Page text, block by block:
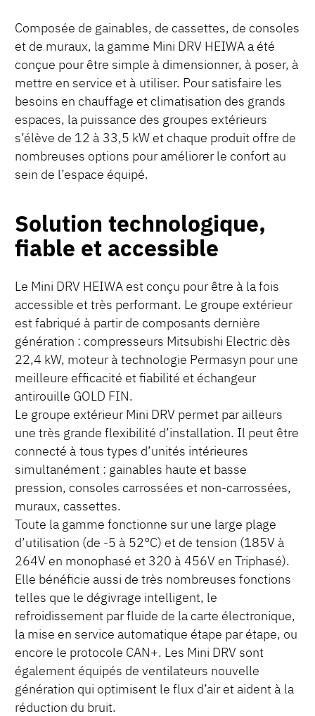
Composée de gainables, de cassettes, de consoles
et de muraux, la gamme Mini DRV HEIWA a été
conçue pour être simple à dimensionner, à poser, à
mettre en service et à utiliser. Pour satisfaire les
besoins en chauffage et climatisation des grands
espaces, la puissance des groupes extérieurs
s’élève de 12 à 33,5 kW et chaque produit offre de
nombreuses options pour améliorer le confort au
sein de l’espace équipé.
Solution technologique,
fiable et accessible
Le Mini DRV HEIWA est conçu pour être à la fois
accessible et très performant. Le groupe extérieur
est fabriqué à partir de composants dernière
génération : compresseurs Mitsubishi Electric dès
22,4 kW, moteur à technologie Permasyn pour une
meilleure efficacité et fiabilité et échangeur
antirouille GOLD FIN.
Le groupe extérieur Mini DRV permet par ailleurs
une très grande flexibilité d’installation. Il peut être
connecté à tous types d’unités intérieures
simultanément : gainables haute et basse
pression, consoles carrossées et non-carrossées,
muraux, cassettes.
Toute la gamme fonctionne sur une large plage
d’utilisation (de -5 à 52°C) et de tension (185V à
264V en monophasé et 320 à 456V en Triphasé).
Elle bénéficie aussi de très nombreuses fonctions
telles que le dégivrage intelligent, le
refroidissement par fluide de la carte électronique,
la mise en service automatique étape par étape, ou
encore le protocole CAN+. Les Mini DRV sont
également équipés de ventilateurs nouvelle
génération qui optimisent le flux d’air et aident à la
réduction du bruit.